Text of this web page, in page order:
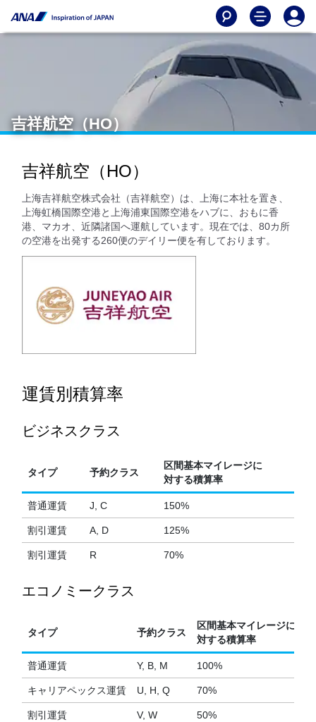
吉祥航空（HO）
吉祥航空（HO）
上海吉祥航空株式会社（吉祥航空）は、上海に本社を置き、
上海虹橋国際空港と上海浦東国際空港をハブに、おもに香
港、マカオ、近隣諸国へ運航しています。現在では、80カ所
の空港を出発する260便のデイリー便を有しております。
運賃別積算率
ビジネスクラス
タイプ 予約クラス
区間基本マイレージに
対する積算率
普通運賃 J, C 150%
割引運賃 A, D 125%
割引運賃 R 70%
エコノミークラス
タイプ 予約クラス
区間基本マイレージに
対する積算率
普通運賃 Y, B, M 100%
キャリアペックス運賃 U, H, Q 70%
割引運賃 V, W 50%